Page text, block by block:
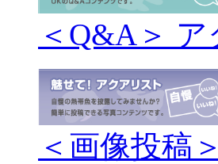
＜Q&A＞
＜画像投稿